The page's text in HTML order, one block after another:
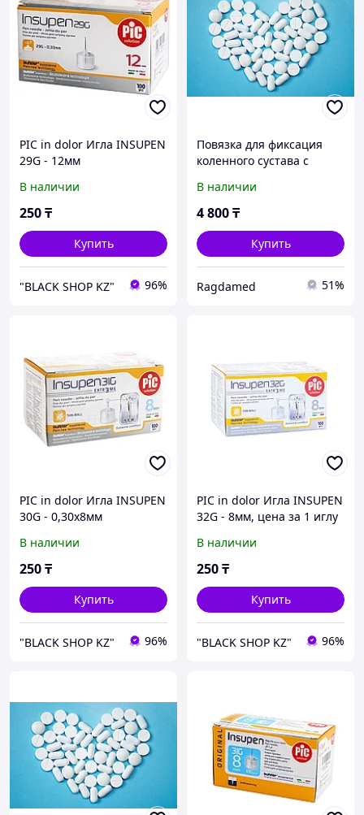
PIC in dolor Игла INSUPEN
29G - 12мм
В наличии
250₸
Купить
"BLACK SHOP KZ" 96%
Повязка для фиксация
коленного сустава с
(наколенник))
В наличии
4 800₸
Купить
Ragdamed 51%
PIC in dolor Игла INSUPEN
30G - 0,30х8мм
В наличии
250₸
Купить
"BLACK SHOP KZ" 96%
PIC in dolor Игла INSUPEN
32G - 8мм, цена за 1 иглу
В наличии
250₸
Купить
"BLACK SHOP KZ" 96%